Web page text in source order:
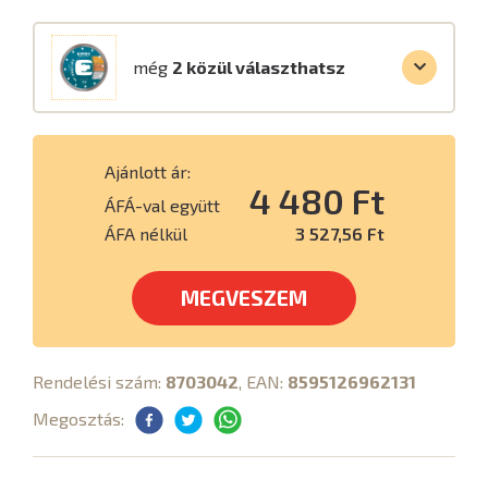
még 2 közül választhatsz
Ajánlott ár:
ÁFÁ-val együtt
4 480 Ft
ÁFA nélkül 3 527,56 Ft
MEGVESZEM
Rendelési szám: 8703042 , EAN: 8595126962131
Megosztás: